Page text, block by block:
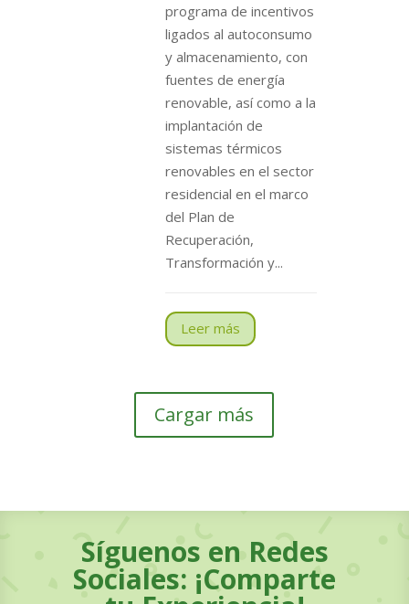
programa de incentivos
ligados al autoconsumo
y almacenamiento, con
fuentes de energía
renovable, así como a la
implantación de
sistemas térmicos
renovables en el sector
residencial en el marco
del Plan de
Recuperación,
Transformación y...
Leer más
Cargar más
Síguenos en Redes
Sociales: ¡Comparte